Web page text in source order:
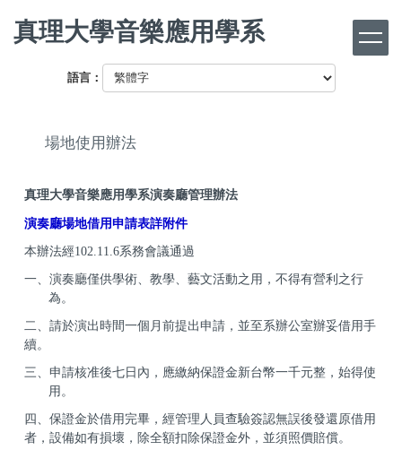
真理大學音樂應用學系
語言：
場地使用辦法
真理大學音樂應用學系演奏廳管理辦法
演奏廳場地借用申請表詳附件
本辦法經102.11.6系務會議通過
一、演奏廳僅供學術、教學、藝文活動之用，不得有營利之行
為。
二、請於演出時間一個月前提出申請，並至系辦公室辦妥借用手
續。
三、申請核准後七日內，應繳納保證金新台幣一千元整，始得使
用。
四、保證金於借用完畢，經管理人員查驗簽認無誤後發還原借用
者， 設備如有損壞，除全額扣除保證金外，並須照價賠償。